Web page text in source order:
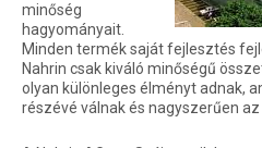
minőség
hagyományait.
Minden termék saját fejlesztés
Nahrin csak kiváló minőségű
olyan különleges élményt adnak,
részévé válnak és nagyszerűen az